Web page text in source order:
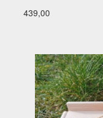
439,00